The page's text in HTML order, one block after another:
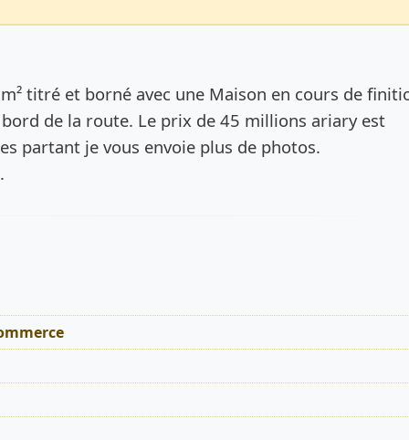
titré et borné avec une Maison en cours de
de la route. Le prix de 45 millions ariary est
partant je vous envoie plus de photos.